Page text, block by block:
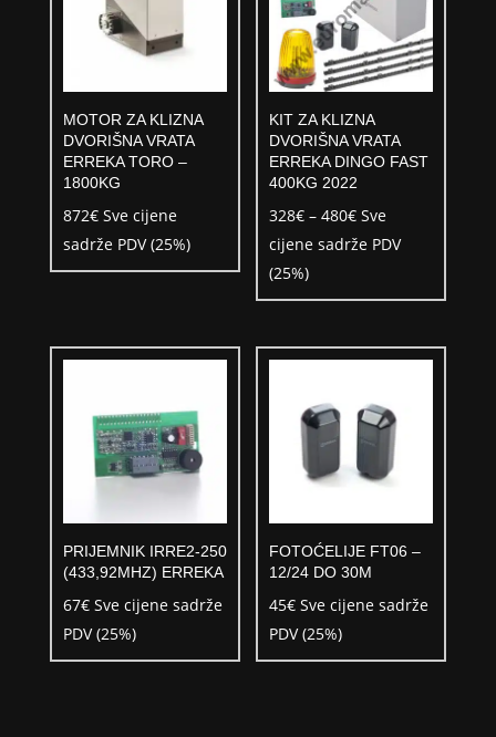
MOTOR ZA KLIZNA
DVORIŠNA VRATA
ERREKA TORO –
1800KG
872€ Sve cijene
sadrže PDV (25%)
KIT ZA KLIZNA
DVORIŠNA VRATA
ERREKA DINGO FAST
400KG 2022
328€ – 480€Raspon
cijena:
328€
480€
Sve
cijene sadrže PDV
(25%)
PRIJEMNIK IRRE2-250
(433,92MHZ) ERREKA
67€ Sve cijene sadrže
PDV (25%)
FOTOĆELIJE FT06 –
12/24 DO 30M
45€ Sve cijene sadrže
PDV (25%)